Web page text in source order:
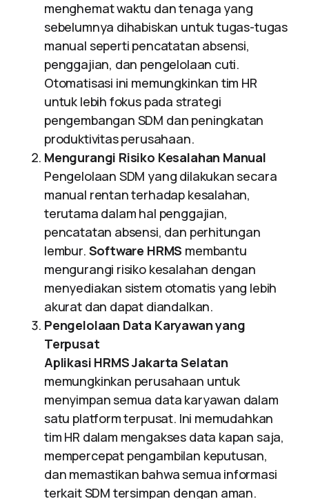
menghemat waktu dan tenaga yang
sebelumnya dihabiskan untuk tugas-tugas
manual seperti pencatatan absensi,
penggajian, dan pengelolaan cuti.
Otomatisasi ini memungkinkan tim HR
untuk lebih fokus pada strategi
pengembangan SDM dan peningkatan
produktivitas perusahaan.
Mengurangi Risiko Kesalahan Manual
Pengelolaan SDM yang dilakukan secara
manual rentan terhadap kesalahan,
terutama dalam hal penggajian,
pencatatan absensi, dan perhitungan
lembur. Software HRMS membantu
mengurangi risiko kesalahan dengan
menyediakan sistem otomatis yang lebih
akurat dan dapat diandalkan.
Pengelolaan Data Karyawan yang
Terpusat
Aplikasi HRMS Jakarta Selatan
memungkinkan perusahaan untuk
menyimpan semua data karyawan dalam
satu platform terpusat. Ini memudahkan
tim HR dalam mengakses data kapan saja,
mempercepat pengambilan keputusan,
dan memastikan bahwa semua informasi
terkait SDM tersimpan dengan aman.